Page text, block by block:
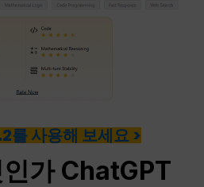
를 사용해 보세요 >
가 ChatGPT